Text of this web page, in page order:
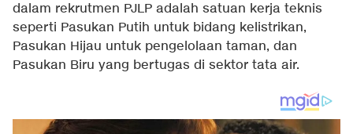
dalam rekrutmen PJLP adalah satuan kerja teknis
seperti Pasukan Putih untuk bidang kelistrikan,
Pasukan Hijau untuk pengelolaan taman, dan
Pasukan Biru yang bertugas di sektor tata air.